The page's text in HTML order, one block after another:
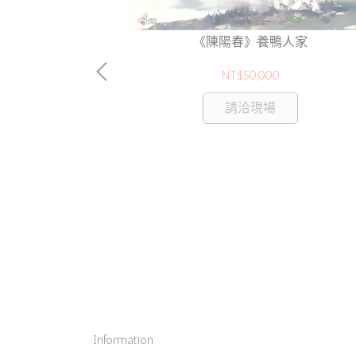
《陳陽春》養鴨人家
NT$50,000
請洽現場
Information